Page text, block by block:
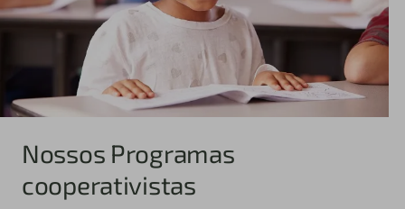
Nossos Programas
cooperativistas